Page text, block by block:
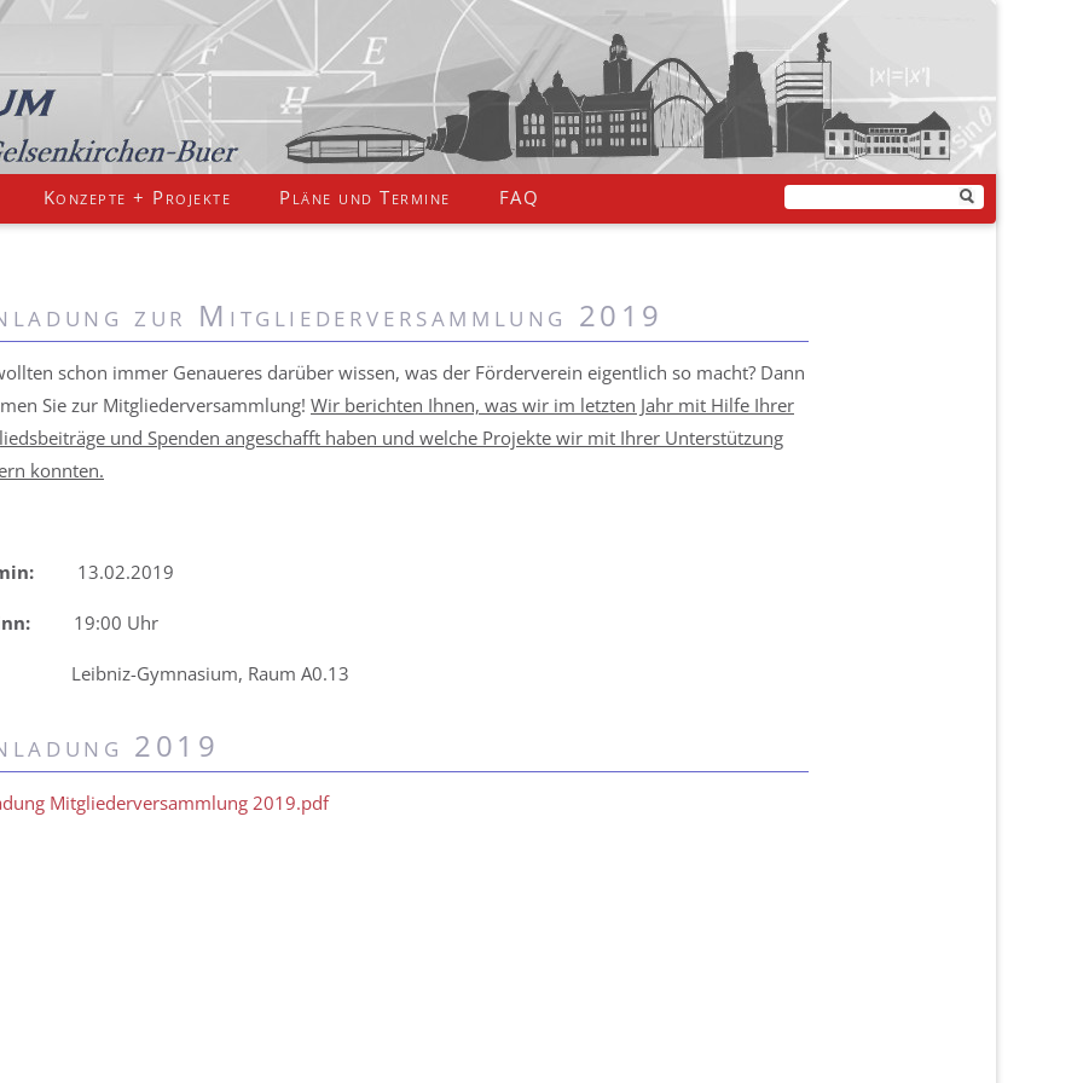
Konzepte + Projekte Pläne und Termine FAQ
zur Mitgliederversammlung 2019
schon immer Genaueres darüber wissen, was der Förderverein eigentlich so macht? Dann
Sie zur Mitglieder­versammlung! Wir berichten Ihnen, was wir im letzten Jahr mit Hilfe Ihrer
und Spenden angeschafft haben und welche Projekte wir mit Ihrer Unterstützung
konnten.
13.02.2019
19:00 Uhr
Leibniz-Gymnasium, Raum A0.13
2019
Mitgliederversammlung 2019.pdf